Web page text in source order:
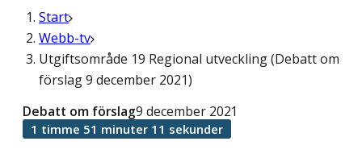
Start
Webb-tv
Utgiftsområde 19 Regional utveckling (Debatt om
förslag 9 december 2021)
Debatt om förslag9 december 2021
1 timme 51 minuter 11 sekunder